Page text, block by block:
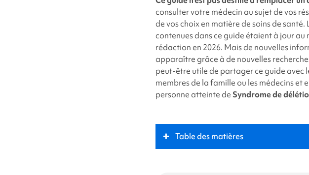
twitter
link
consulter votre médecin au sujet de vos
de vos choix en matière de soins de
contenues dans ce guide étaient à jour au
rédaction en 2026. Mais de nouvelles
apparaître grâce à de nouvelles
peut-être utile de partager ce guide avec
membres de la famille ou les médecins et
personne atteinte de Syndrome de
Table des matières